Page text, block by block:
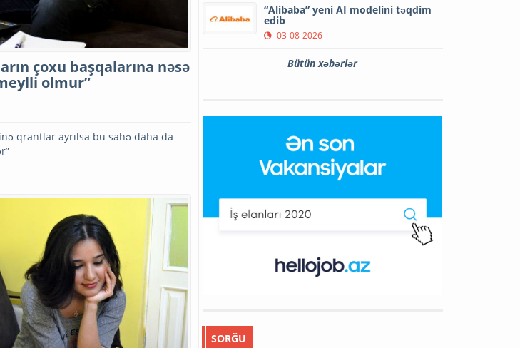
çoxu başqalarına nəsə
olmur”
qrantlar ayrılsa bu sahə daha da
“Alibaba” yeni AI modelini təqdim
edib
03-08-2026
Bütün xəbərlər
SORĞU